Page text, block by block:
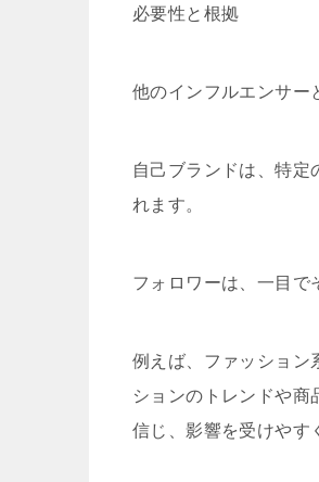
必要性と根拠
他のインフルエンサー
自己ブランドは、特定
れます。
フォロワーは、一目で
例えば、ファッション
ションのトレンドや商
信じ、影響を受けやす